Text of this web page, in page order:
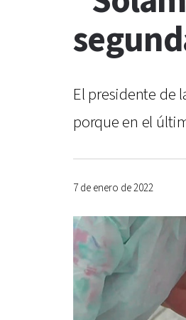
El presidente de
porque en el
7 de enero de 2022